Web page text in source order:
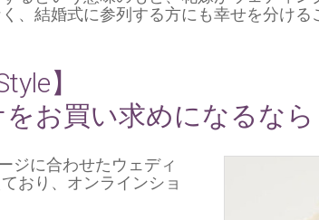
、結婚式に参列する方にも幸せを分ける
】
お買い求めになるなら
ジに合わせたウェディ
おり、オンラインショ